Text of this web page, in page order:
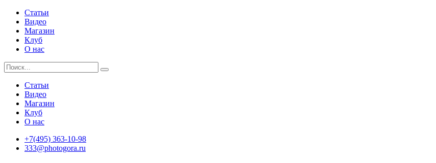
Статьи
Видео
Магазин
Клуб
О нас
Статьи
Видео
Магазин
Клуб
О нас
+7(495) 363-10-98
333@photogora.ru